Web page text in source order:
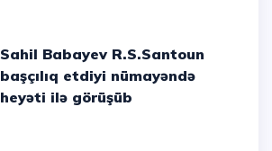
Sahil Babayev R.S.Santoun
başçılıq etdiyi nümayəndə
heyəti ilə görüşüb